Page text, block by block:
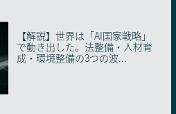
【解説】世界は「AI国家戦略」
で動き出した。法整備・人材育
成・環境整備の3つの波...
40年の教育現場とAIが出会う瞬
間。子どもに向き合う時間を生
み出す、ベテラン教員...
【解説】生成AI「使えばいい」
時代の終わり。2026年、知らな
いと取り残される「...
【解説】人事の4サイクルが「AI
前提」に塗り替わる。2026年、
採用・配置・育成...
AIに“信頼の証明書”を。国内初
の「AIMS適合性評価制度」が始
動した理由